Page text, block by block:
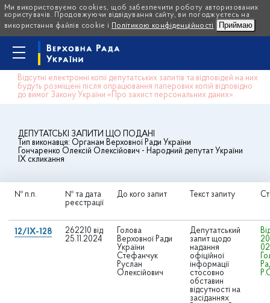
Ми використовуємо cookies, щоб забезпечити роботу авторизованих
користувачів. Продовжуючи відвідування сайту, ви погоджуєтесь на
використання файлів cookie і
Політикою конфіденційності Приймаю
Відсутні електронні копії депутатських запитів та відповідей на них
будуть розміщені після опрацювання паперових копій відповідно
до вимог Закону України «Про захист персональних даних».
ДЕПУТАТСЬКІ ЗАПИТИ ЩО ПОДАНІ
Тип виконавця: Органам Верховної Ради України
Гончаренко Олексій Олексійович - Народний депутат України
IX скликання
№ п.п.
№ та дата
реєстрації
До кого запит Текст запиту
12/IX-128
262210 від
25.11.2024
Голова
Верховної Ради
України
Стефанчук
Руслан
Олексійович
Депутатський
запит щодо
надання
офіційної
інформації
стосовно
обставин
відсутності на
засіданнях